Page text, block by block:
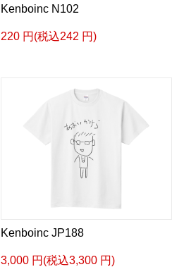
Kenboinc N102
220 円(税込242 円)
Kenboinc JP188
3,000 円(税込3,300 円)